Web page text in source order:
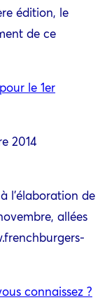
édition, le
de ce
le 1er
2014
l'élaboration de
allées
connaissez ?